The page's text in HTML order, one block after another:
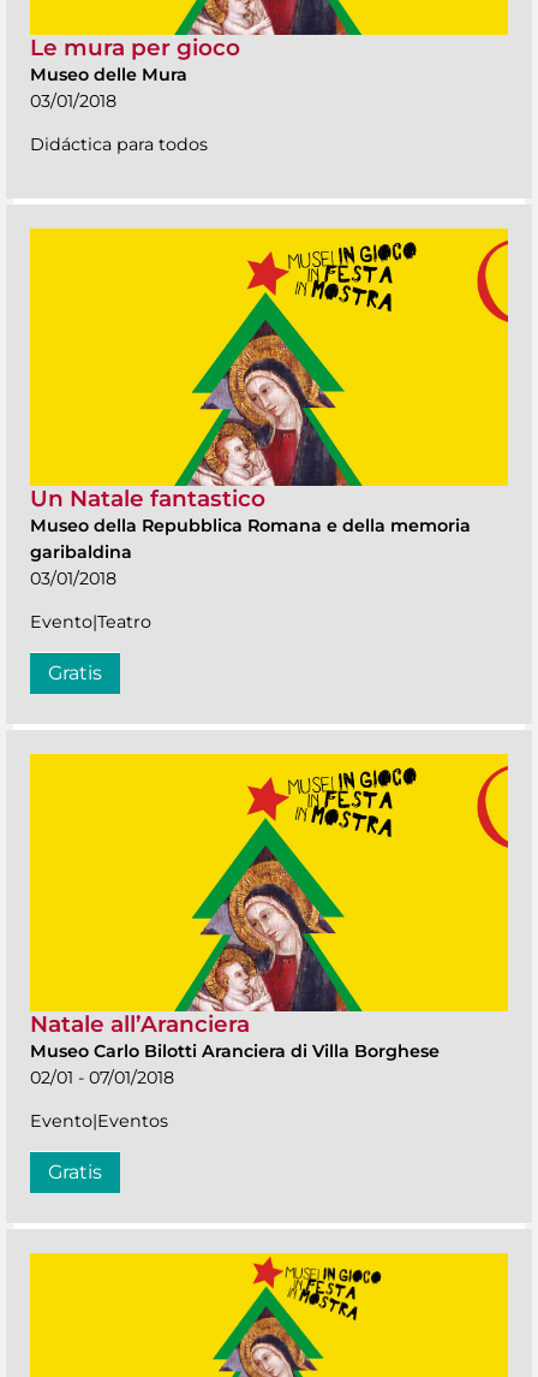
Le mura per gioco
Museo delle Mura
03/01/2018
Didáctica para todos
Un Natale fantastico
Museo della Repubblica Romana e della memoria
garibaldina
03/01/2018
Evento|Teatro
Gratis
Natale all’Aranciera
Museo Carlo Bilotti Aranciera di Villa Borghese
02/01 - 07/01/2018
Evento|Eventos
Gratis